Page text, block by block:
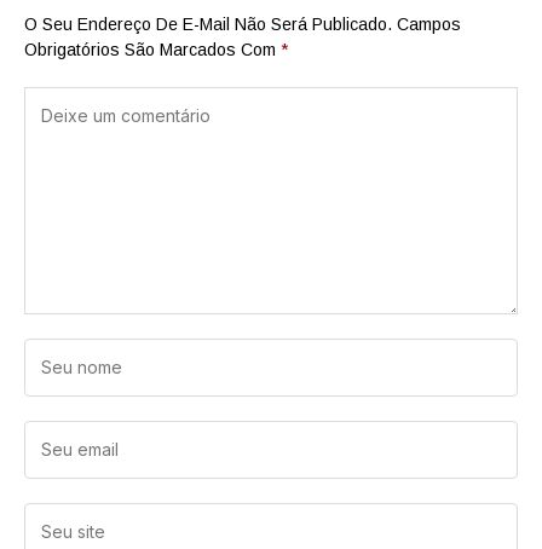
O Seu Endereço De E-Mail Não Será Publicado. Campos
Obrigatórios São Marcados Com *